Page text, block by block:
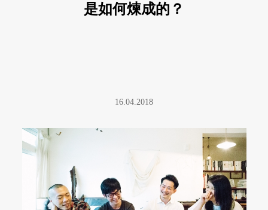
是如何煉成的？
16.04.2018